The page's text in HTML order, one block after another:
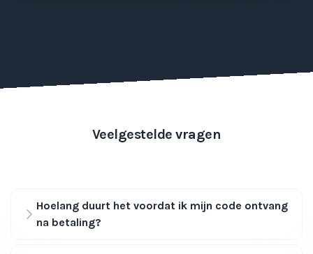
Veelgestelde vragen
Hoelang duurt het voordat ik mijn code ontvang
na betaling?